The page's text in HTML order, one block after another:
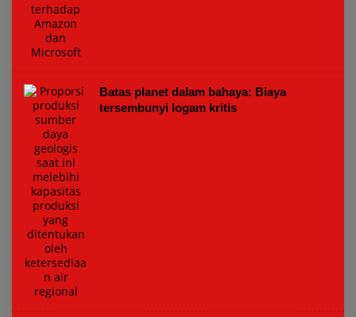
Batas planet dalam bahaya: Biaya
tersembunyi logam kritis